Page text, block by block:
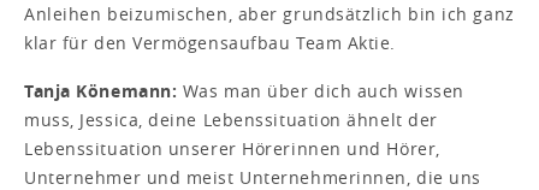
Anleihen beizumischen, aber grundsätzlich bin ich ganz
klar für den Vermögensaufbau Team Aktie.
Tanja Könemann: Was man über dich auch wissen
muss, Jessica, deine Lebenssituation ähnelt der
Lebenssituation unserer Hörerinnen und Hörer,
Unternehmer und meist Unternehmerinnen, die uns